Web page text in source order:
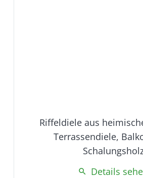
Riffeldiele aus
Terrassendiele,
search Details